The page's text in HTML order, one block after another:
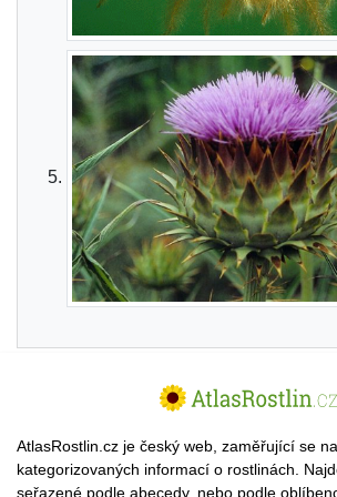
AtlasRostlin.cz je český web, zaměřující se
kategorizovaných informací o rostlinách.
seřazené podle abecedy, nebo podle